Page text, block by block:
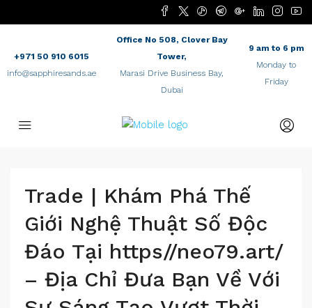
+971 50 910 6015
info@sapphiresands.ae
Office No 508, Clover Bay
Tower,
Marasi Drive Business Bay,
Dubai
9 am to 6 pm
Monday to
Friday
Trade | Khám Phá Thế
Giới Nghệ Thuật Số Độc
Đáo Tại https//neo79.art/
– Địa Chỉ Đưa Bạn Về Với